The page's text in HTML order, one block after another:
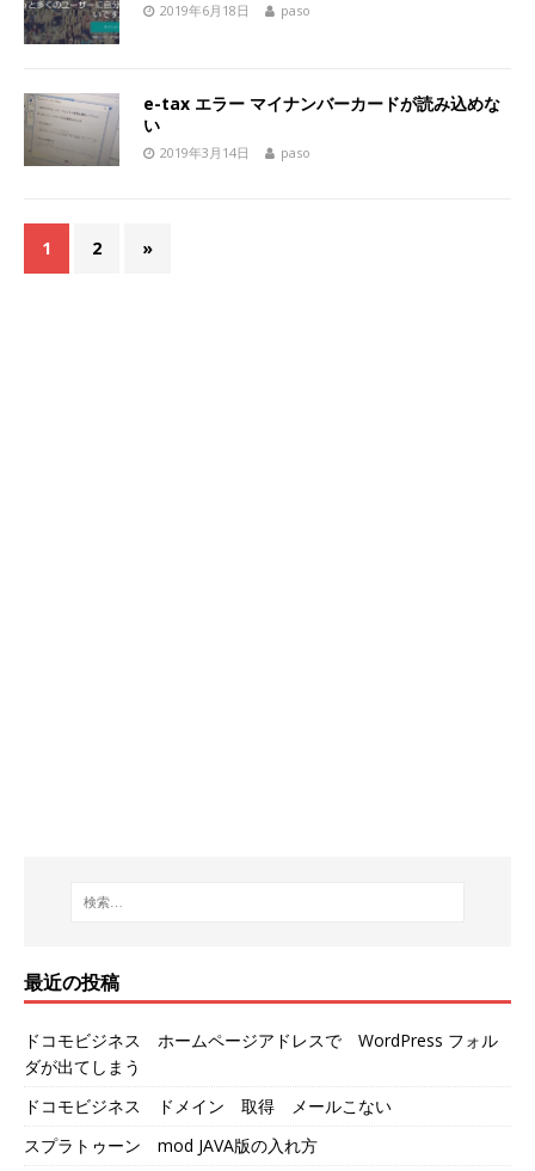
2019年6月18日 paso
e-tax エラー マイナンバーカードが読み込めな
い
2019年3月14日 paso
1 2 »
最近の投稿
ドコモビジネス ホームページアドレスで WordPress フォル
ダが出てしまう
ドコモビジネス ドメイン 取得 メールこない
スプラトゥーン mod JAVA版の入れ方